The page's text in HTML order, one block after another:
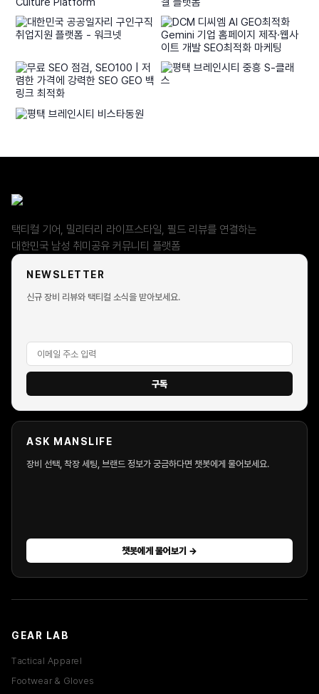
택티컬 기어, 밀리터리 라이프스타일, 필드 리뷰를 연결하는
대한민국 남성 취미공유 커뮤니티 플랫폼
NEWSLETTER
신규 장비 리뷰와 택티컬 소식을 받아보세요.
구독
ASK MANSLIFE
장비 선택, 착장 세팅, 브랜드 정보가 궁금하다면 챗봇에게 물어보세요.
챗봇에게 물어보기 →
GEAR LAB
Tactical Apparel
Footwear & Gloves